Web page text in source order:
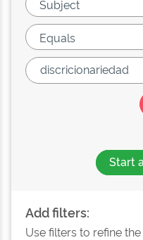
Start
Add filters:
Use filters to refine